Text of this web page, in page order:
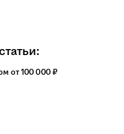
от 100 000 ₽